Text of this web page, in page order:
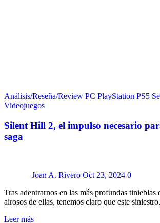
Análisis/Reseña/Review PC PlayStation PS5
Videojuegos
Silent Hill 2, el impulso necesario
saga
Joan A. Rivero Oct 23, 2024 0
Tras adentrarnos en las más profundas
airosos de ellas, tenemos claro que este
Leer más